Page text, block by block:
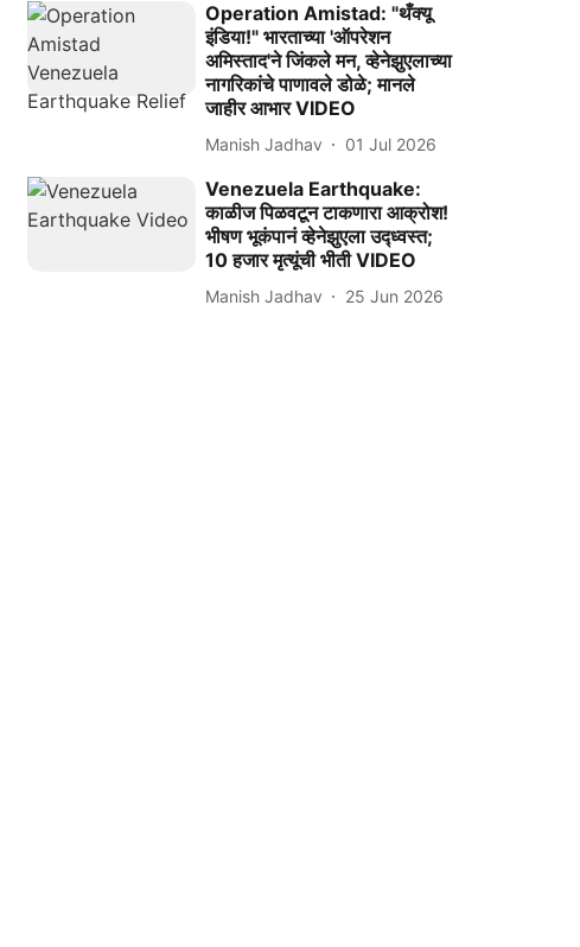
Operation Amistad: "थँक्यू
इंडिया!" भारताच्या 'ऑपरेशन
अमिस्ताद'ने जिंकले मन, व्हेनेझुएलाच्या
नागरिकांचे पाणावले डोळे; मानले
जाहीर आभार VIDEO
Manish Jadhav 01 Jul 2026
Venezuela Earthquake:
काळीज पिळवटून टाकणारा आक्रोश!
भीषण भूकंपानं व्हेनेझुएला उद्ध्वस्त;
10 हजार मृत्यूंची भीती VIDEO
Manish Jadhav 25 Jun 2026